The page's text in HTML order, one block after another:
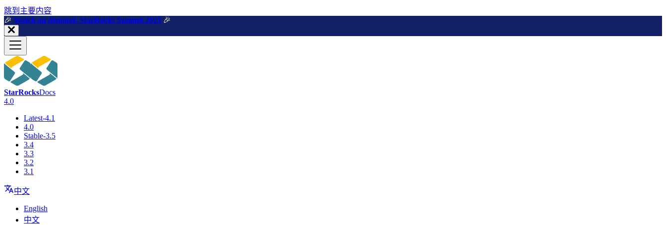
跳到主要内容
🎉️ Watch on demand: StarRocks Summit 2025 🎉️
StarRocksDocs
4.0
Latest-4.1
4.0
Stable-3.5
3.4
3.3
3.2
3.1
中文
English
中文